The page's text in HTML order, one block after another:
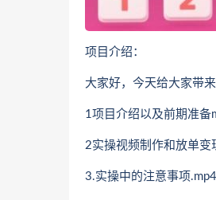
项目介绍：
大家好，今天给大家带
1项目介绍以及前期准备
2实操视频制作和放单变
3.实操中的注意事项.mp4